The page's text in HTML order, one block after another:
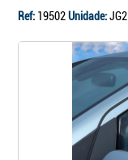
Ref: 19502Unidade:JG2